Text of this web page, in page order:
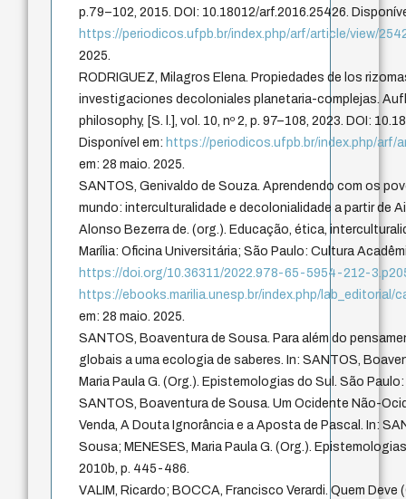
p.79–102, 2015. DOI: 10.18012/arf.2016.25426.
https://periodicos.ufpb.br/index.php/arf/article/view/
2025.
RODRIGUEZ, Milagros Elena. Propiedades de los
investigaciones decoloniales planetaria-complejas.
philosophy, [S. l.], vol. 10, nº 2, p. 97–108, 2023. DOI:
Disponível em: https://periodicos.ufpb.br/index.php/arf/
em: 28 maio. 2025.
SANTOS, Genivaldo de Souza. Aprendendo com os
mundo: interculturalidade e decolonialidade a partir de
Alonso Bezerra de. (org.). Educação, ética,
Marília: Oficina Universitária; São Paulo: Cultura
https://doi.org/10.36311/2022.978-65-5954-212-
https://ebooks.marilia.unesp.br/index.php/
em: 28 maio. 2025.
SANTOS, Boaventura de Sousa. Para além do
globais a uma ecologia de saberes. In: SANTOS,
Maria Paula G. (Org.). Epistemologias do Sul. São
SANTOS, Boaventura de Sousa. Um Ocidente Não-
Venda, A Douta Ignorância e a Aposta de Pascal. In:
Sousa; MENESES, Maria Paula G. (Org.).
2010b, p. 445-486.
VALIM, Ricardo; BOCCA, Francisco Verardi. Quem Deve